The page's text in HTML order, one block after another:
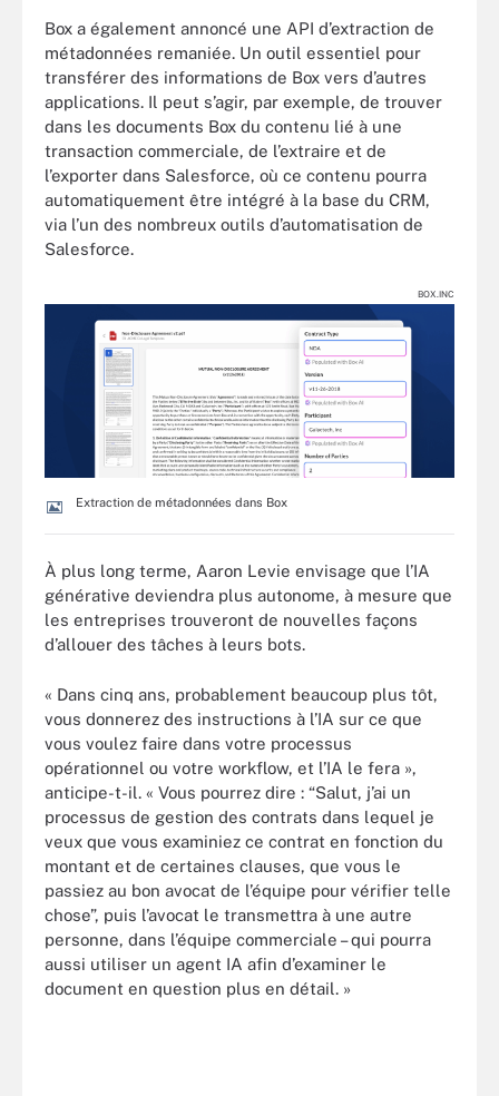
Box a également annoncé une API d’extraction de
métadonnées remaniée. Un outil essentiel pour
transférer des informations de Box vers d’autres
applications. Il peut s’agir, par exemple, de trouver
dans les documents Box du contenu lié à une
transaction commerciale, de l’extraire et de
l’exporter dans Salesforce, où ce contenu pourra
automatiquement être intégré à la base du CRM,
via l’un des nombreux outils d’automatisation de
Salesforce.
BOX.INC
Extraction de métadonnées dans Box
À plus long terme, Aaron Levie envisage que l’IA
générative deviendra plus autonome, à mesure que
les entreprises trouveront de nouvelles façons
d’allouer des tâches à leurs bots.
« Dans cinq ans, probablement beaucoup plus tôt,
vous donnerez des instructions à l’IA sur ce que
vous voulez faire dans votre processus
opérationnel ou votre workflow, et l’IA le fera »,
anticipe-t-il. « Vous pourrez dire : “Salut, j’ai un
processus de gestion des contrats dans lequel je
veux que vous examiniez ce contrat en fonction du
montant et de certaines clauses, que vous le
passiez au bon avocat de l’équipe pour vérifier telle
chose”, puis l’avocat le transmettra à une autre
personne, dans l’équipe commerciale – qui pourra
aussi utiliser un agent IA afin d’examiner le
document en question plus en détail. »